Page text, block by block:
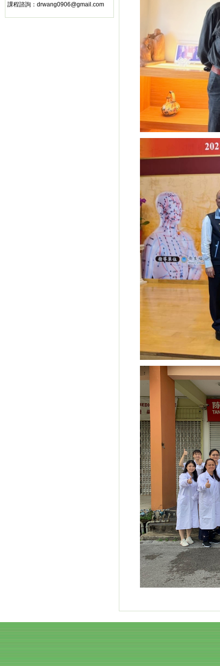
課程諮詢： drwang0906@gmail.com